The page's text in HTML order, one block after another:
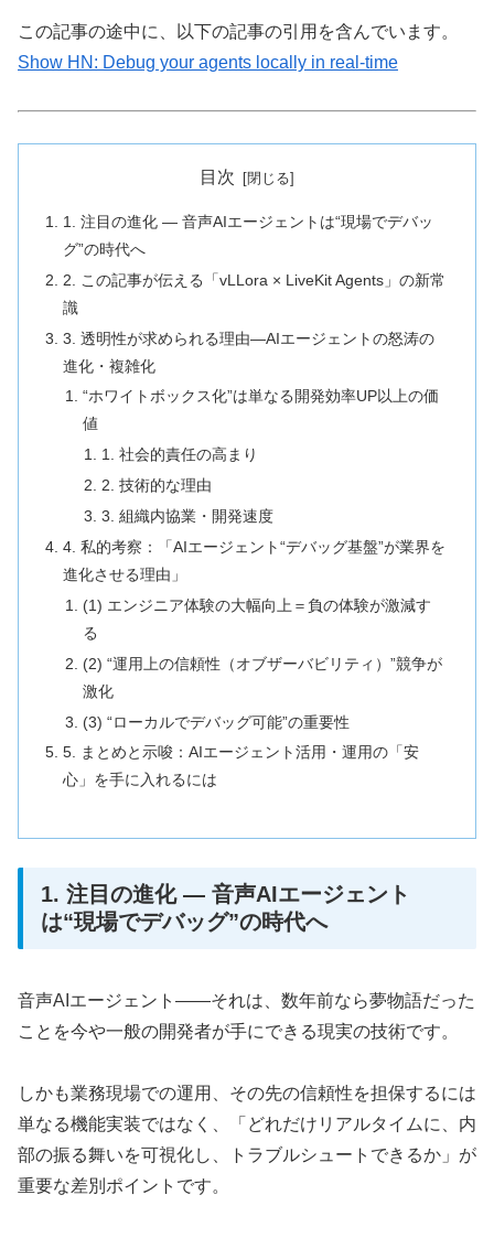
この記事の途中に、以下の記事の引用を含んでいます。
Show HN: Debug your agents locally in real-time
目次
1. 注目の進化 ― 音声AIエージェントは“現場でデバッ
グ”の時代へ
2. この記事が伝える「vLLora × LiveKit Agents」の新常
識
3. 透明性が求められる理由―AIエージェントの怒涛の
進化・複雑化
“ホワイトボックス化”は単なる開発効率UP以上の価
値
1. 社会的責任の高まり
2. 技術的な理由
3. 組織内協業・開発速度
4. 私的考察：「AIエージェント“デバッグ基盤”が業界を
進化させる理由」
(1) エンジニア体験の大幅向上＝負の体験が激減す
る
(2) “運用上の信頼性（オブザーバビリティ）”競争が
激化
(3) “ローカルでデバッグ可能”の重要性
5. まとめと示唆：AIエージェント活用・運用の「安
心」を手に入れるには
1. 注目の進化 ― 音声AIエージェント
は“現場でデバッグ”の時代へ
音声AIエージェント――それは、数年前なら夢物語だった
ことを今や一般の開発者が手にできる現実の技術です。
しかも業務現場での運用、その先の信頼性を担保するには
単なる機能実装ではなく、「どれだけリアルタイムに、内
部の振る舞いを可視化し、トラブルシュートできるか」が
重要な差別ポイントです。